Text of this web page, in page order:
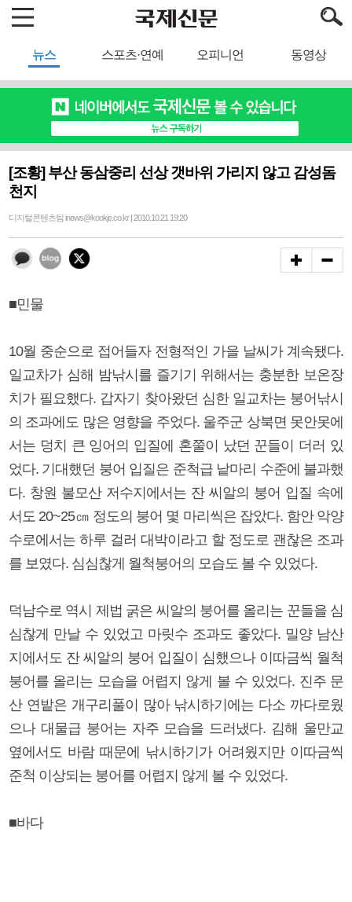
뉴스 스포츠·연예 오피니언 동영상
[조황] 부산 동삼중리 선상 갯바위 가리지 않고 감성돔
천지
디지털콘텐츠팀 inews@kookje.co.kr | 2010.10.21 19:20
■민물
10월 중순으로 접어들자 전형적인 가을 날씨가 계속됐다.
일교차가 심해 밤낚시를 즐기기 위해서는 충분한 보온장
치가 필요했다. 갑자기 찾아왔던 심한 일교차는 붕어낚시
의 조과에도 많은 영향을 주었다. 울주군 상북면 못안못에
서는 덩치 큰 잉어의 입질에 혼쭐이 났던 꾼들이 더러 있
었다. 기대했던 붕어 입질은 준척급 낱마리 수준에 불과했
다. 창원 불모산 저수지에서는 잔 씨알의 붕어 입질 속에
서도 20~25㎝ 정도의 붕어 몇 마리씩은 잡았다. 함안 악양
수로에서는 하루 걸러 대박이라고 할 정도로 괜찮은 조과
를 보였다. 심심찮게 월척붕어의 모습도 볼 수 있었다.
덕남수로 역시 제법 굵은 씨알의 붕어를 올리는 꾼들을 심
심찮게 만날 수 있었고 마릿수 조과도 좋았다. 밀양 남산
지에서도 잔 씨알의 붕어 입질이 심했으나 이따금씩 월척
붕어를 올리는 모습을 어렵지 않게 볼 수 있었다. 진주 문
산 연밭은 개구리풀이 많아 낚시하기에는 다소 까다로웠
으나 대물급 붕어는 자주 모습을 드러냈다. 김해 울만교
옆에서도 바람 때문에 낚시하기가 어려웠지만 이따금씩
준척 이상되는 붕어를 어렵지 않게 볼 수 있었다.
■바다